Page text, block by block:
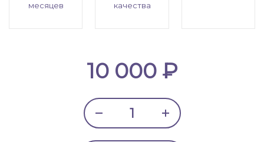
месяцев
качества
10 000 ₽